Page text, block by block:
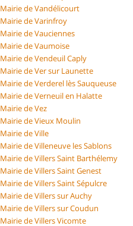
Mairie de Vandélicourt
Mairie de Varinfroy
Mairie de Vauciennes
Mairie de Vaumoise
Mairie de Vendeuil Caply
Mairie de Ver sur Launette
Mairie de Verderel lès Sauqueuse
Mairie de Verneuil en Halatte
Mairie de Vez
Mairie de Vieux Moulin
Mairie de Ville
Mairie de Villeneuve les Sablons
Mairie de Villers Saint Barthélemy
Mairie de Villers Saint Genest
Mairie de Villers Saint Sépulcre
Mairie de Villers sur Auchy
Mairie de Villers sur Coudun
Mairie de Villers Vicomte